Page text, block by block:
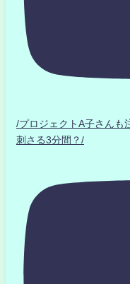
/プロジェクトA子さん
刺さる3分間？/